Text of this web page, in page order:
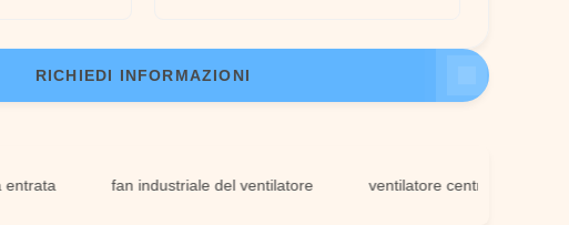
RICHIEDI INFORMAZIONI
fan industriale del ventilatore ventilatore centrifugo a rovescio